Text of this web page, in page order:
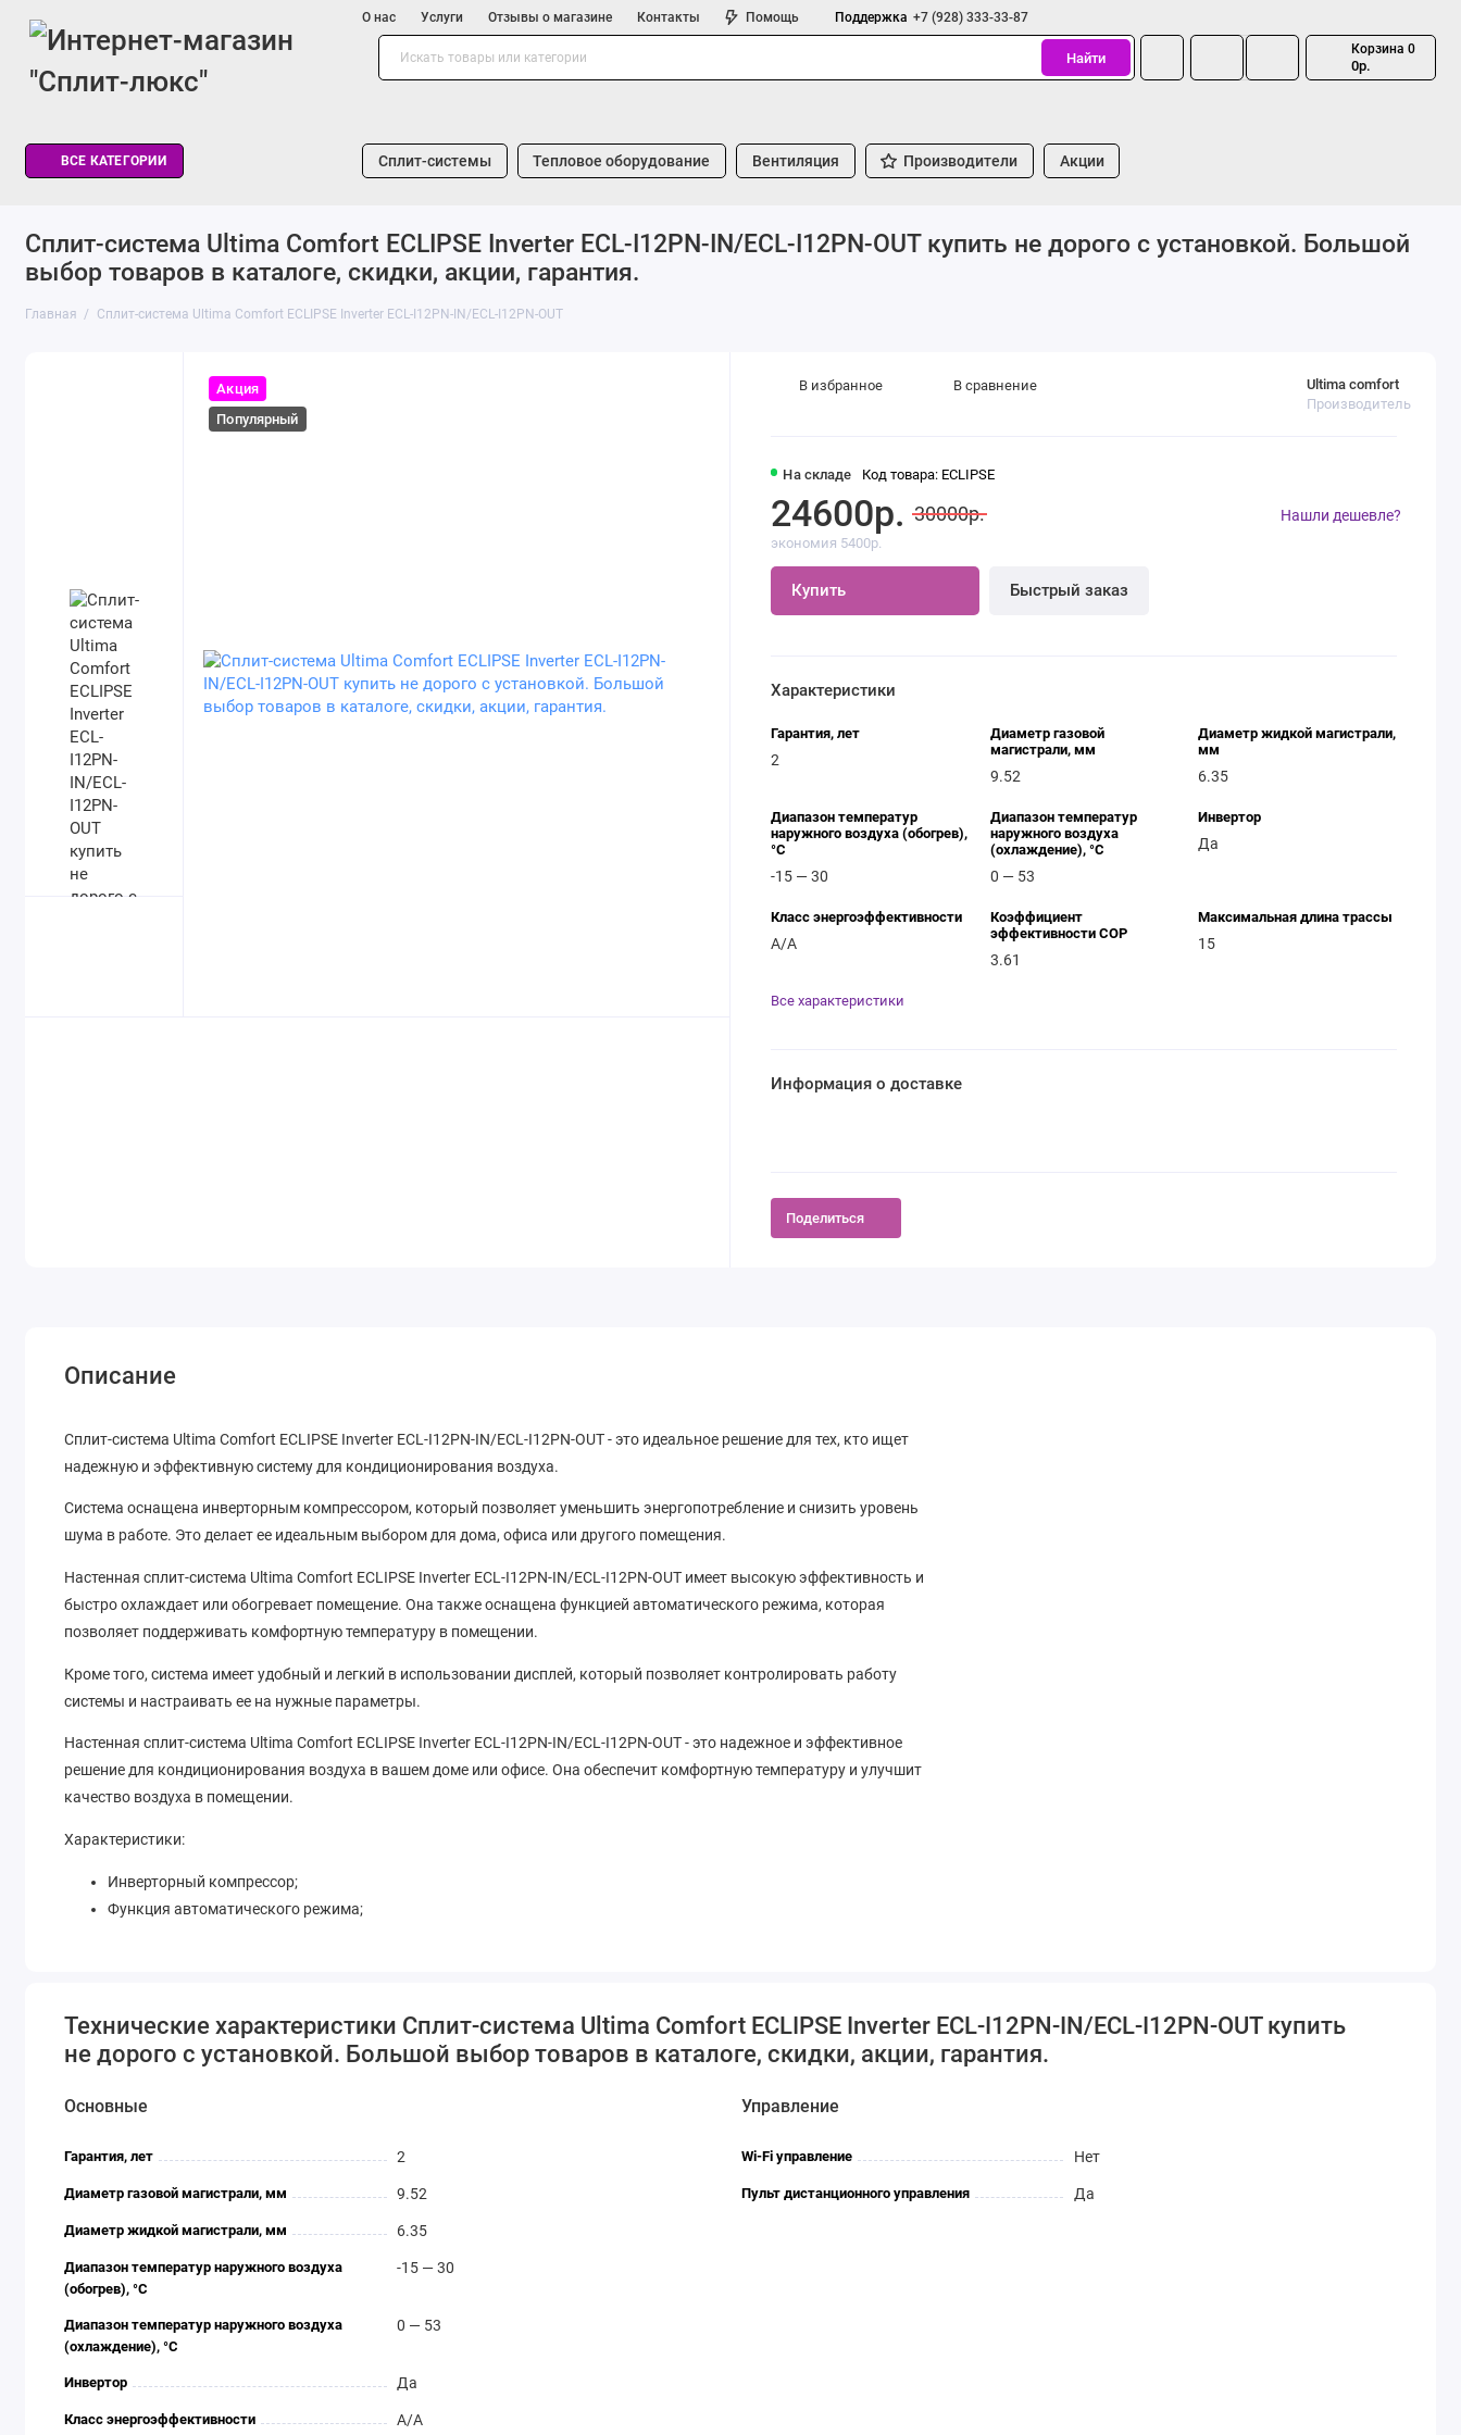
О нас Услуги Отзывы о магазине Контакты Помощь Поддержка +7 (928) 333-33-87
Найти
Корзина 0
0р.
ВСЕ КАТЕГОРИИ Сплит-системы Тепловое оборудование Вентиляция Производители Акции
Cплит-система Ultima Comfort ECLIPSE Inverter ECL-I12PN-IN/ECL-I12PN-OUT купить не дорого с установкой. Большой
выбор товаров в каталоге, скидки, акции, гарантия.
Главная Cплит-система Ultima Comfort ECLIPSE Inverter ECL-I12PN-IN/ECL-I12PN-OUT
Акция
Популярный
На складе Код товара: ECLIPSE
Ultima comfort
Производитель
24600р. 30000р.
экономия 5400р.
Купить Быстрый заказ
Нашли дешевле?
В избранное В сравнение
Характеристики
Гарантия, лет
2
Диаметр газовой
магистрали, мм
9.52
Диаметр жидкой магистрали,
мм
6.35
Диапазон температур
наружного воздуха (обогрев),
°C
-15 — 30
Диапазон температур
наружного воздуха
(охлаждение), °C
0 — 53
Инвертор
Да
Класс энергоэффективности
A/A
Коэффициент
эффективности COP
3.61
Максимальная длина трассы
15
Все характеристики
Информация о доставке
Поделиться
Описание
Cплит-система Ultima Comfort ECLIPSE Inverter ECL-I12PN-IN/ECL-I12PN-OUT - это идеальное решение для тех, кто ищет
надежную и эффективную систему для кондиционирования воздуха.
Система оснащена инверторным компрессором, который позволяет уменьшить энергопотребление и снизить уровень
шума в работе. Это делает ее идеальным выбором для дома, офиса или другого помещения.
Настенная сплит-система Ultima Comfort ECLIPSE Inverter ECL-I12PN-IN/ECL-I12PN-OUT имеет высокую эффективность и
быстро охлаждает или обогревает помещение. Она также оснащена функцией автоматического режима, которая
позволяет поддерживать комфортную температуру в помещении.
Кроме того, система имеет удобный и легкий в использовании дисплей, который позволяет контролировать работу
системы и настраивать ее на нужные параметры.
Настенная сплит-система Ultima Comfort ECLIPSE Inverter ECL-I12PN-IN/ECL-I12PN-OUT - это надежное и эффективное
решение для кондиционирования воздуха в вашем доме или офисе. Она обеспечит комфортную температуру и улучшит
качество воздуха в помещении.
Характеристики:
Инверторный компрессор;
Функция автоматического режима;
Технические характеристики Cплит-система Ultima Comfort ECLIPSE Inverter ECL-I12PN-IN/ECL-I12PN-OUT купить
не дорого с установкой. Большой выбор товаров в каталоге, скидки, акции, гарантия.
Основные
Гарантия, лет 2
Диаметр газовой магистрали, мм 9.52
Диаметр жидкой магистрали, мм 6.35
Диапазон температур наружного воздуха
(обогрев), °C
-15 — 30
Диапазон температур наружного воздуха
(охлаждение), °C
0 — 53
Инвертор Да
Класс энергоэффективности A/A
Управление
Wi-Fi управление Нет
Пульт дистанционного управления Да